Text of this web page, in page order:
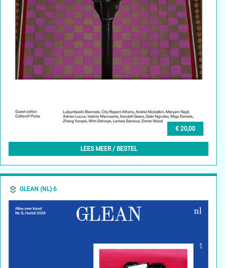
€ 20,00
GLEAN (EN) 6, WINTER 2024
LEES MEER / BESTEL
GLEAN (NL) 6